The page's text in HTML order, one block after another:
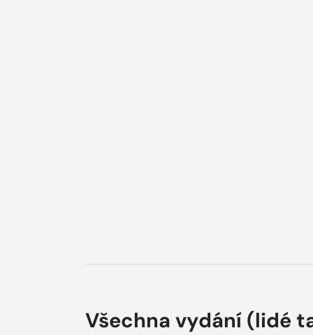
Všechna vydání (lidé